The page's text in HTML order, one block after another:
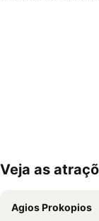
Ampliar mapa
Veja as
Agios Prokopios